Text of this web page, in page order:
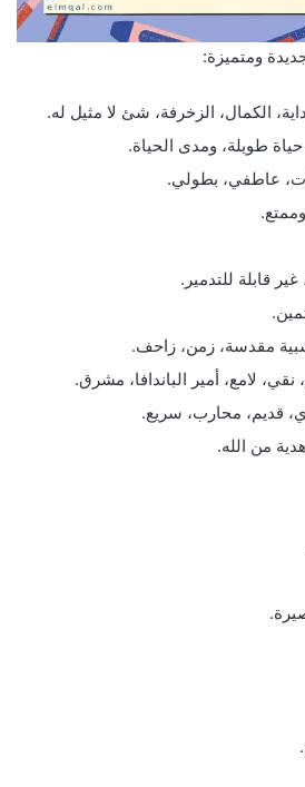
ومتميزة:
الكمال، الزخرفة، شئ لا مثيل له.
طويلة، ومدى الحياة.
عاطفي، بطولي.
قابلة للتدمير.
مقدسة، زمن، زاحف.
لامع، أمير الباندافا، مشرق.
قديم، محارب، سريع.
من الله.